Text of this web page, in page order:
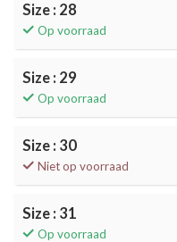
Size : 28
Op voorraad
Size : 29
Op voorraad
Size : 30
Niet op voorraad
Size : 31
Op voorraad